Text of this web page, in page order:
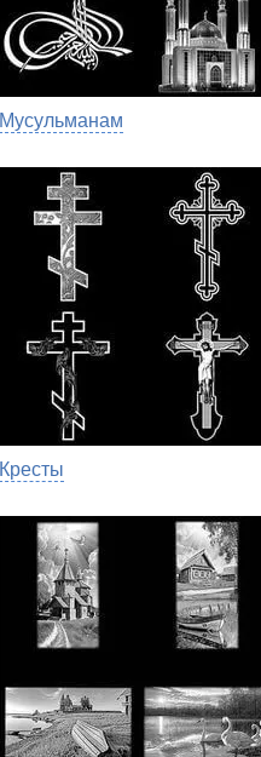
Мусульманам
Кресты